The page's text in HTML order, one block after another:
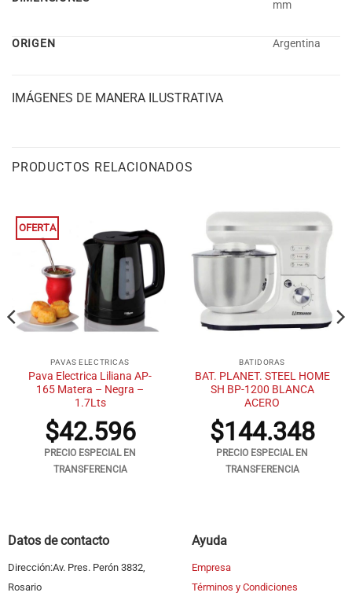
mm
ORIGEN Argentina
IMÁGENES DE MANERA ILUSTRATIVA
PRODUCTOS RELACIONADOS
OFERTA
PAVAS ELECTRICAS
Pava Electrica Liliana AP-
165 Matera – Negra –
1.7Lts
$42.596
PRECIO ESPECIAL EN
TRANSFERENCIA
BATIDORAS
BAT. PLANET. STEEL HOME
SH BP-1200 BLANCA
ACERO
$144.348
PRECIO ESPECIAL EN
TRANSFERENCIA
Datos de contacto
Dirección:Av. Pres. Perón 3832,
Rosario
Ayuda
Empresa
Términos y Condiciones